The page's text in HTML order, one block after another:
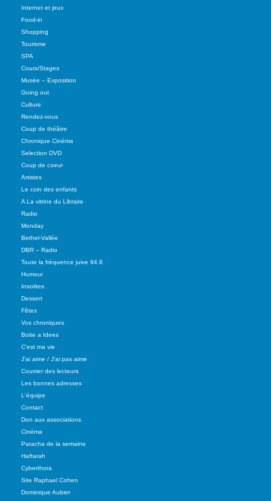
Internet et jeux
Food-in
Shopping
Tourisme
SPA
Cours/Stages
Musée – Exposition
Going out
Culture
Rendez-vous
Coup de théâtre
Chronique Cinéma
Selection DVD
Coup de coeur
Artistes
Le coin des enfants
A La vitrine du Libraire
Radio
Monday
Bethel-Vallée
DBR – Radio
Toute la fréquence juive 94.8
Humour
Insolites
Dessert
Fêtes
Vos chroniques
Boite a Idees
C'est ma vie
J'ai aime / J'ai pas aime
Courrier des lecteurs
Les bonnes adresses
L'équipe
Contact
Don aux associations
Cinéma
Paracha de la semaine
Haftarah
Cyberthora
Site Raphael Cohen
Dominique Aubier